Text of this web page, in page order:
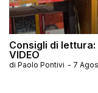
Consigli di
VIDEO
di Paolo Pontivi - 7